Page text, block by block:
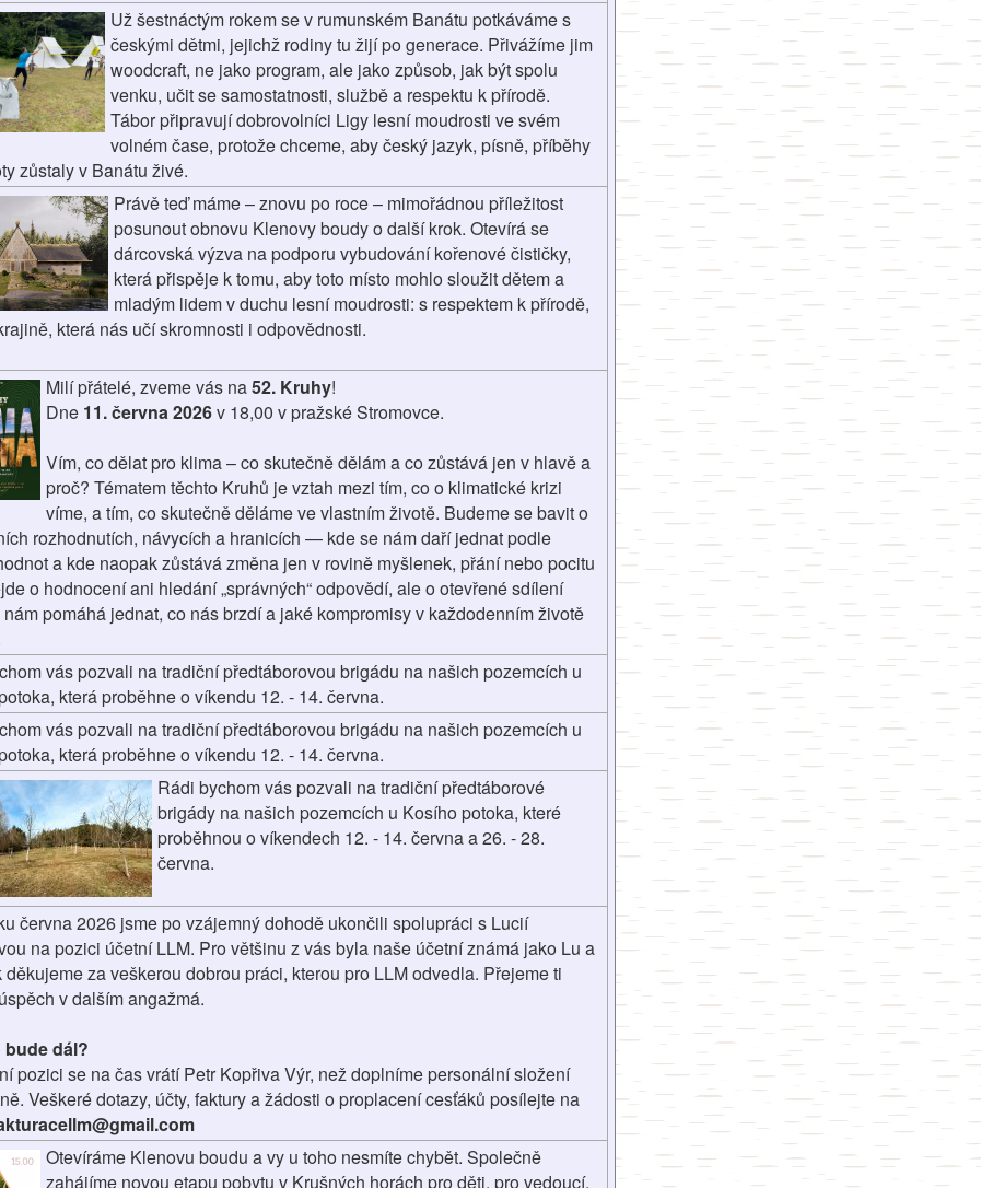
Už šestnáctým rokem se v rumunském Banátu potkáváme s
českými dětmi, jejichž rodiny tu žijí po generace. Přivážíme jim
woodcraft, ne jako program, ale jako způsob, jak být spolu
venku, učit se samostatnosti, službě a respektu k přírodě.
Tábor připravují dobrovolníci Ligy lesní moudrosti ve svém
volném čase, protože chceme, aby český jazyk, písně, příběhy
zůstaly v Banátu živé.
Právě teď máme – znovu po roce – mimořádnou příležitost
posunout obnovu Klenovy boudy o další krok. Otevírá se
dárcovská výzva na podporu vybudování kořenové čističky,
která přispěje k tomu, aby toto místo mohlo sloužit dětem a
mladým lidem v duchu lesní moudrosti: s respektem k přírodě,
která nás učí skromnosti i odpovědnosti.
Milí přátelé, zveme vás na52. Kruhy!
Dne 11. června 2026v 18,00 v pražské Stromovce.
Vím, co dělat pro klima – co skutečně dělám a co zůstává jen v hlavě a
proč? Tématem těchto Kruhů je vztah mezi tím, co o klimatické krizi
víme, a tím, co skutečně děláme ve vlastním životě. Budeme se bavit o
rozhodnutích, návycích a hranicích — kde se nám daří jednat podle
a kde naopak zůstává změna jen v rovině myšlenek, přání nebo pocitu
o hodnocení ani hledání „správných“ odpovědí, ale o otevřené sdílení
pomáhá jednat, co nás brzdí a jaké kompromisy v každodenním životě
vás pozvali na tradiční předtáborovou brigádu na našich pozemcích u
která proběhne o víkendu 12. - 14. června.
vás pozvali na tradiční předtáborovou brigádu na našich pozemcích u
která proběhne o víkendu 12. - 14. června.
Rádi bychom vás pozvali na tradiční předtáborové
brigády na našich pozemcích u Kosího potoka, které
proběhnou o víkendech 12. - 14. června a 26. - 28.
června.
června 2026 jsme po vzájemný dohodě ukončili spolupráci s Lucií
na pozici účetní LLM. Pro většinu z vás byla naše účetní známá jako Lu a
děkujeme za veškerou dobrou práci, kterou pro LLM odvedla. Přejeme ti
v dalším angažmá.
bude dál?
pozici se na čas vrátí Petr Kopřiva Výr, než doplníme personální složení
Veškeré dotazy, účty, faktury a žádosti o proplacení cesťáků posílejte na
Otevíráme Klenovu boudu a vy u toho nesmíte chybět. Společně
zahájíme novou etapu pobytu v Krušných horách pro děti, pro vedoucí,